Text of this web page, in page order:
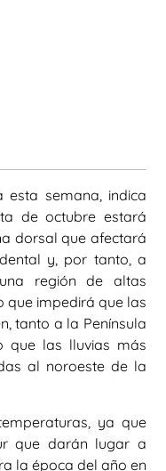
semana, indica
de octubre estará
dorsal que afectará
y, por tanto, a
región de altas
que impedirá que las
tanto a la Península
que las lluvias más
al noroeste de la
ya que
que darán lugar a
la época del año en